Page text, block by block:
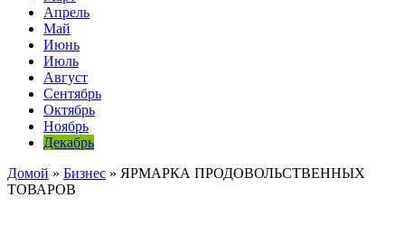
Апрель
Май
Июнь
Июль
Август
Сентябрь
Октябрь
Ноябрь
Декабрь
Домой » Бизнес » ЯРМАРКА ПРОДОВОЛЬСТВЕННЫХ
ТОВАРОВ